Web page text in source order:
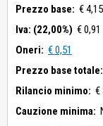
Prezzo base: € 4,15
Iva: (22,00%) € 0,91
Oneri: € 0,51
Prezzo base totale:
Rilancio minimo: €
Cauzione minima: